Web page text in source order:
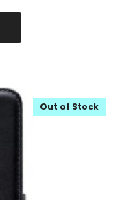
Out of Stock